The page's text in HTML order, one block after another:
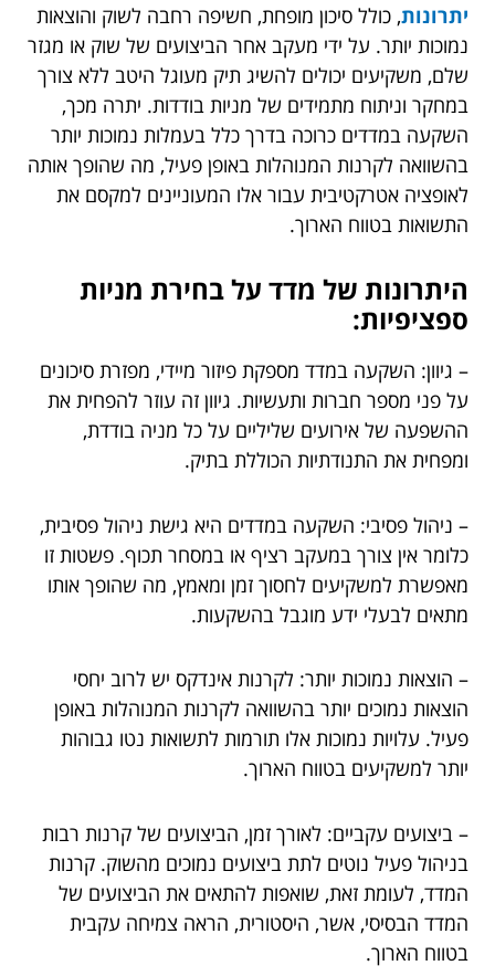
יתרונות, כולל סיכון מופחת, חשיפה רחבה לשוק והוצאות
נמוכות יותר. על ידי מעקב אחר הביצועים של שוק או מגזר
שלם, משקיעים יכולים להשיג תיק מעוגל היטב ללא צורך
במחקר וניתוח מתמידים של מניות בודדות. יתרה מכך,
השקעה במדדים כרוכה בדרך כלל בעמלות נמוכות יותר
בהשוואה לקרנות המנוהלות באופן פעיל, מה שהופך אותה
לאופציה אטרקטיבית עבור אלו המעוניינים למקסם את
התשואות בטווח הארוך.
היתרונות של מדד על בחירת מניות
ספציפיות:
– גיוון: השקעה במדד מספקת פיזור מיידי, מפזרת סיכונים
על פני מספר חברות ותעשיות. גיוון זה עוזר להפחית את
ההשפעה של אירועים שליליים על כל מניה בודדת,
ומפחית את התנודתיות הכוללת בתיק.
– ניהול פסיבי: השקעה במדדים היא גישת ניהול פסיבית,
כלומר אין צורך במעקב רציף או במסחר תכוף. פשטות זו
מאפשרת למשקיעים לחסוך זמן ומאמץ, מה שהופך אותו
מתאים לבעלי ידע מוגבל בהשקעות.
– הוצאות נמוכות יותר: לקרנות אינדקס יש לרוב יחסי
הוצאות נמוכים יותר בהשוואה לקרנות המנוהלות באופן
פעיל. עלויות נמוכות אלו תורמות לתשואות נטו גבוהות
יותר למשקיעים בטווח הארוך.
– ביצועים עקביים: לאורך זמן, הביצועים של קרנות רבות
בניהול פעיל נוטים לתת ביצועים נמוכים מהשוק. קרנות
המדד, לעומת זאת, שואפות להתאים את הביצועים של
המדד הבסיסי, אשר, היסטורית, הראה צמיחה עקבית
בטווח הארוך.